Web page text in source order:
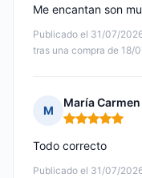
Publicado el 31/07/
tras una compra de 18/
Me encantan son
M
María Carmen
Nota: 5 de 5
Publicado el 31/07/
Todo correcto